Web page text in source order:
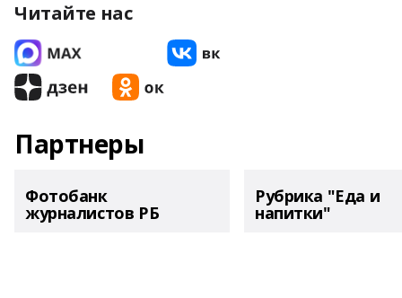
Читайте нас
Партнеры
Фотобанк
журналистов РБ
Рубрика "Еда и
напитки"